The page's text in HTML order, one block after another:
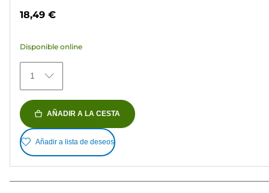
41
reseñas
18,49 €
Disponible online
1
AÑADIR A LA CESTA
Añadir a lista de deseos